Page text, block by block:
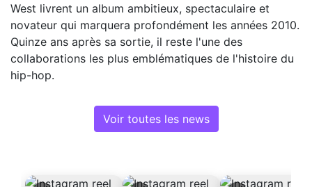
West livrent un album ambitieux, spectaculaire et
novateur qui marquera profondément les années 2010.
Quinze ans après sa sortie, il reste l'une des
collaborations les plus emblématiques de l'histoire du
hip-hop.
Voir toutes les news